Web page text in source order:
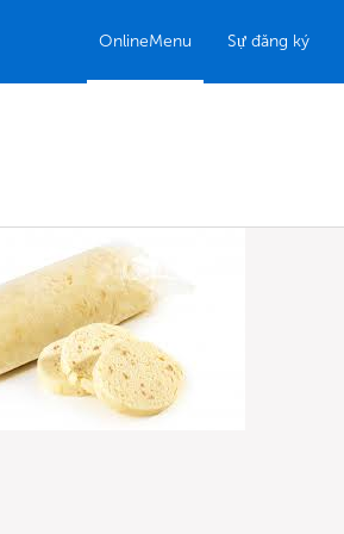
OnlineMenu Sự đăng ký